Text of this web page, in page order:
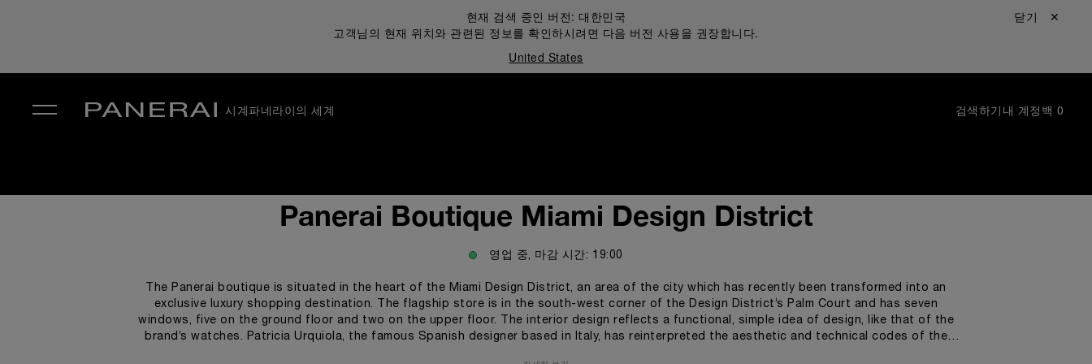
현재 검색 중인 버전:대한민국
고객님의 현재 위치와 관련된 정보를 확인하시려면 다음 버전 사용을 권장합니다.
United States
닫기 ✕
시계파네라이의 세계 검색하기 내 계정 백 0
Panerai Boutique Miami Design District
영업 중, 마감 시간: 19:00
The Panerai boutique is situated in the heart of the Miami Design District, an area of the city which has recently been transformed into an
exclusive luxury shopping destination. The flagship store is in the south-west corner of the Design District’s Palm Court and has seven
windows, five on the ground floor and two on the upper floor. The interior design reflects a functional, simple idea of design, like that of the
brand’s watches. Patricia Urquiola, the famous Spanish designer based in Italy, has reinterpreted the aesthetic and technical codes of the